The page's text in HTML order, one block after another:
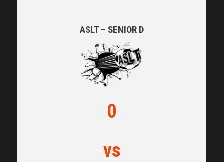
ASLT – SENIOR D
0
vs